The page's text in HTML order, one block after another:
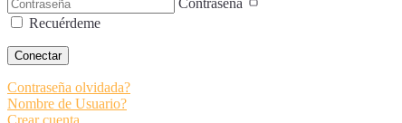
Recuérdeme
Conectar
Contraseña olvidada?
Nombre de Usuario?
Crear cuenta